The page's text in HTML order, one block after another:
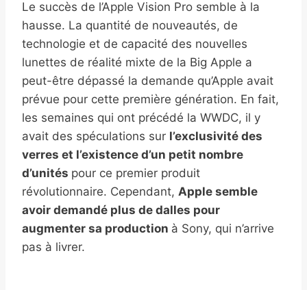
Le succès de l’Apple Vision Pro semble à la
hausse. La quantité de nouveautés, de
technologie et de capacité des nouvelles
lunettes de réalité mixte de la Big Apple a
peut-être dépassé la demande qu’Apple avait
prévue pour cette première génération. En fait,
les semaines qui ont précédé la WWDC, il y
avait des spéculations sur l’exclusivité des
verres et l’existence d’un petit nombre
d’unités pour ce premier produit
révolutionnaire. Cependant, Apple semble
avoir demandé plus de dalles pour
augmenter sa production à Sony, qui n’arrive
pas à livrer.